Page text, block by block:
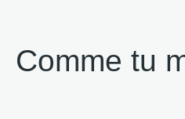
Comme tu